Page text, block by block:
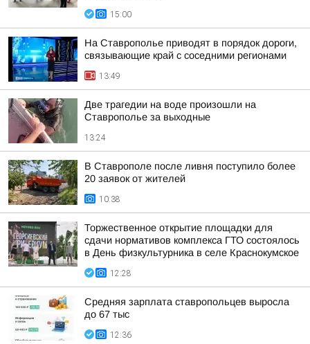
15:00
На Ставрополье приводят в порядок дороги,
связывающие край с соседними регионами
13:49
Две трагедии на воде произошли на
Ставрополье за выходные
13:24
В Ставрополе после ливня поступило более
20 заявок от жителей
10:38
Торжественное открытие площадки для
сдачи нормативов комплекса ГТО состоялось
в День физкультурника в селе Краснокумское
12:28
Средняя зарплата ставропольцев выросла
до 67 тыс
12:36